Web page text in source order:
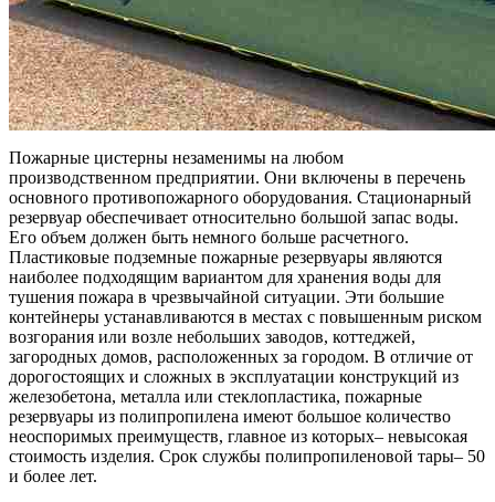
Пожарные цистерны незаменимы на любом
производственном предприятии. Они включены в перечень
основного противопожарного оборудования. Стационарный
резервуар обеспечивает относительно большой запас воды.
Его объем должен быть немного больше расчетного.
Пластиковые подземные пожарные резервуары являются
наиболее подходящим вариантом для хранения воды для
тушения пожара в чрезвычайной ситуации. Эти большие
контейнеры устанавливаются в местах с повышенным риском
возгорания или возле небольших заводов, коттеджей,
загородных домов, расположенных за городом. В отличие от
дорогостоящих и сложных в эксплуатации конструкций из
железобетона, металла или стеклопластика, пожарные
резервуары из полипропилена имеют большое количество
неоспоримых преимуществ, главное из которых– невысокая
стоимость изделия. Срок службы полипропиленовой тары– 50
и более лет.